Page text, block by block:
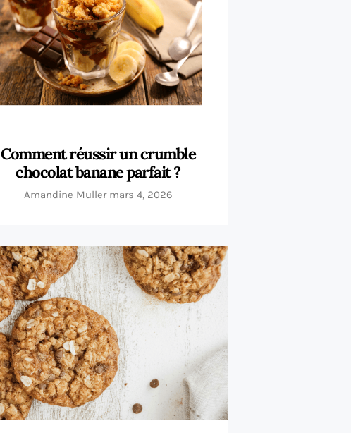
Comment réussir un crumble
chocolat banane parfait ?
Amandine Muller mars 4, 2026